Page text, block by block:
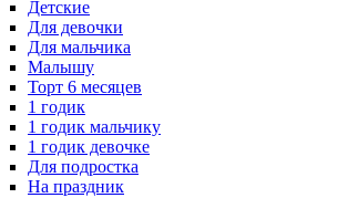
Детские
Для девочки
Для мальчика
Малышу
Торт 6 месяцев
1 годик
1 годик мальчику
1 годик девочке
Для подростка
На праздник